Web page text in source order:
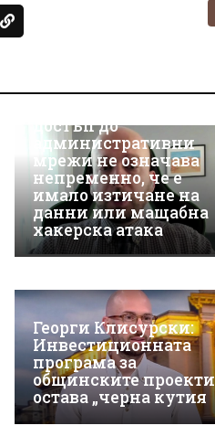
киберсигурност:
достъп до
административни
мрежи не означава
непременно, че е
имало изтичане на
данни или мащабна
хакерска атака
Георги Клисурски:
Инвестиционната
програма за
общинските проекти
остава „черна кутия